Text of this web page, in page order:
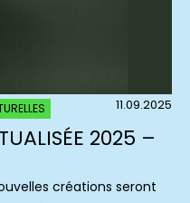
11.09.2025
2025 –
créations seront